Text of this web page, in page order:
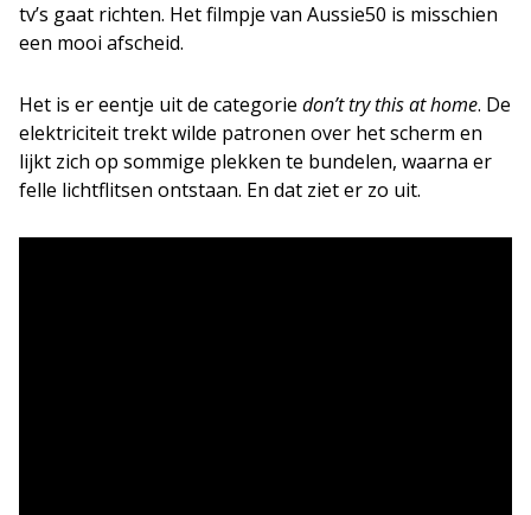
tv’s gaat richten. Het filmpje van Aussie50 is misschien
een mooi afscheid.
Het is er eentje uit de categorie don’t try this at home. De
elektriciteit trekt wilde patronen over het scherm en
lijkt zich op sommige plekken te bundelen, waarna er
felle lichtflitsen ontstaan. En dat ziet er zo uit.